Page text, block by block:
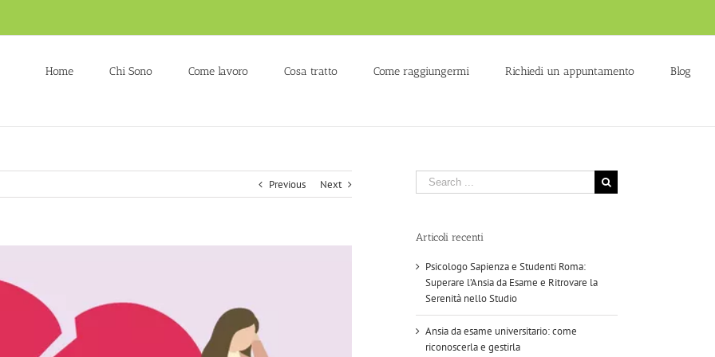
Home Chi Sono Come lavoro Cosa tratto Come raggiungermi Richiedi un appuntamento Blog
Previous Next
Search
for:
Articoli recenti
Psicologo Sapienza e Studenti Roma:
Superare l’Ansia da Esame e Ritrovare la
Serenità nello Studio
Ansia da esame universitario: come
riconoscerla e gestirla